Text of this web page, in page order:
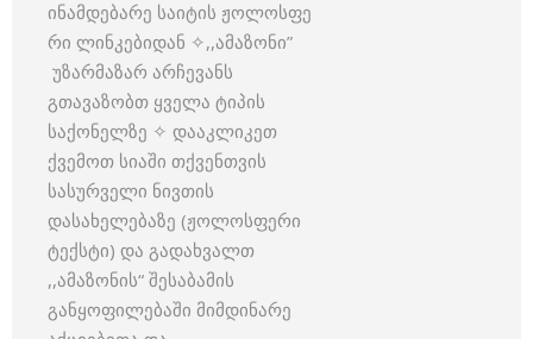
ინამდებარე საიტის ჟოლოსფე
რი ლინკებიდან ✧,,ამაზონი”
უზარმაზარ არჩევანს
გთავაზობთ ყველა ტიპის
საქონელზე ✧ დააკლიკეთ
ქვემოთ სიაში თქვენთვის
სასურველი ნივთის
დასახელებაზე (ჟოლოსფერი
ტექსტი) და გადახვალთ
,,ამაზონის“ შესაბამის
განყოფილებაში მიმდინარე